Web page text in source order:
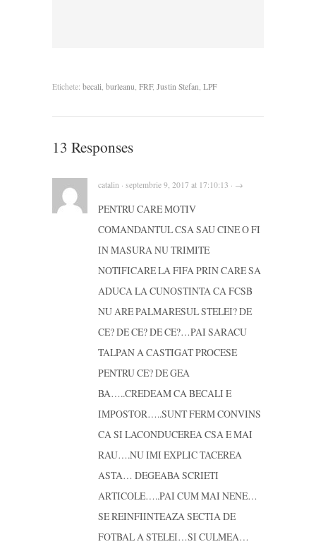
Etichete: becali burleanu FRF, Justin Stefan LPF
13 Responses
catalin · septembrie 9, 2017 at 17:10:13 · →
PENTRU CARE MOTIV
COMANDANTUL CSA SAU CINE O FI
IN MASURA NU TRIMITE
NOTIFICARE LA FIFA PRIN CARE SA
ADUCA LA CUNOSTINTA CA FCSB
NU ARE PALMARESUL STELEI? DE
CE? DE CE? DE CE?…PAI SARACU
TALPAN A CASTIGAT PROCESE
PENTRU CE? DE GEA
BA…..CREDEAM CA BECALI E
IMPOSTOR…..SUNT FERM CONVINS
CA SI LACONDUCEREA CSA E MAI
RAU….NU IMI EXPLIC TACEREA
ASTA… DEGEABA SCRIETI
ARTICOLE…..PAI CUM MAI NENE…
SE REINFIINTEAZA SECTIA DE
FOTBAL A STELEI…SI CULMEA…